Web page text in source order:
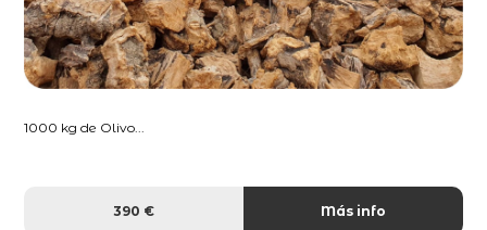
1000 kg de Olivo...
390 € Más info